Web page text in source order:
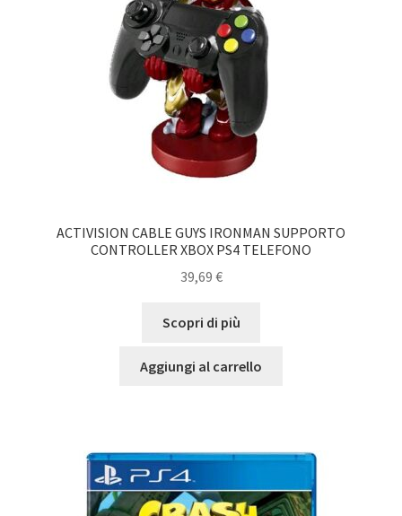
ACTIVISION CABLE GUYS IRONMAN SUPPORTO
CONTROLLER XBOX PS4 TELEFONO
39,69 €
Scopri di più
Aggiungi al carrello